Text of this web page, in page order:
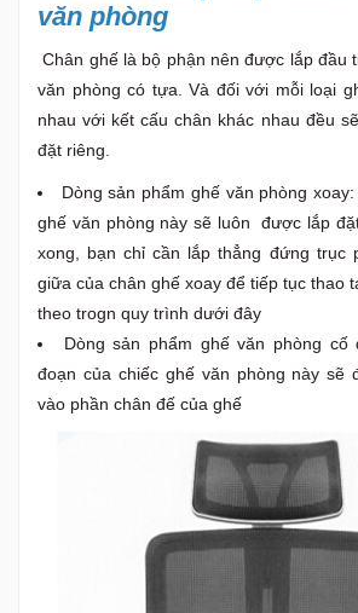
văn phòng
Chân ghế là bộ phận nên được lắp đầu
văn phòng có tựa. Và đối với mỗi loại
nhau với kết cấu chân khác nhau đều
đặt riêng.
Dòng sản phẩm ghế văn phòng
ghế văn phòng này sẽ luôn được lắp
xong, bạn chỉ cần lắp thẳng đứng trục
giữa của chân ghế xoay để tiếp tục thao
theo trogn quy trình dưới đây
Dòng sản phẩm ghế văn phòng
đoạn của chiếc ghế văn phòng này sẽ
vào phần chân đế của ghế